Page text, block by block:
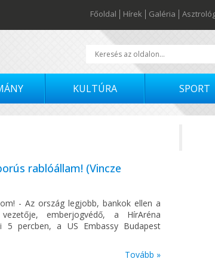
Főoldal Hírek Galéria
KULTÚRA SPORT
rablóállam! (Vincze
- Az ország legjobb, bankok ellen a
emberjogvédő, a HírAréna
5 percben, a US Embassy Budapest
Tovább »